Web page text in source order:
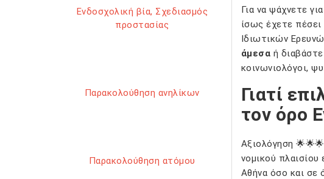
Για να ψάχνετε
ίσως έχετε
Ιδιωτικών
άμεσα ή
κοινωνιολόγοι,
Γιατί
τον όρο
Αξιολόγηση
νομικού
Αθήνα όσο και σε
Ενδοσχολική βία, Σχεδιασμός
προστασίας
Παρακολούθηση ανηλίκων
Παρακολούθηση ατόμου